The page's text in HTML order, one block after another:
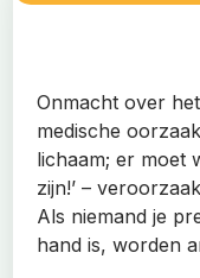
Onmacht over
medische
lichaam; er moet
zijn!’ –
Als niemand je
hand is, worden